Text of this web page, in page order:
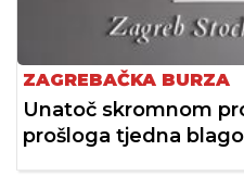
ZAGREBAČKA BURZA
Unatoč skromnom
prošloga tjedna